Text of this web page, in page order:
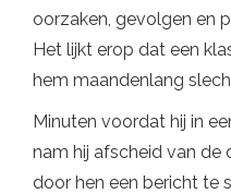
oorzaken, gevolgen en
Het lijkt erop dat een
hem maandenlang
Minuten voordat hij in
nam hij afscheid van de
door hen een bericht te